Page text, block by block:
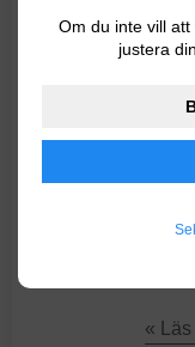
Om du inte vill
justera
uppdatering från
konsol ger dig
magneter och är
Även lagringen
ger dig ett
«